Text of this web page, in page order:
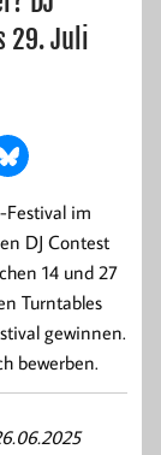
29. Juli
Festival im
DJ Contest
14 und 27
Turntables
gewinnen.
bewerben.